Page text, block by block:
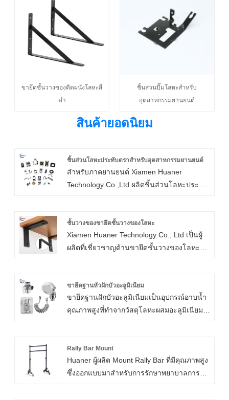
ขายึดชั้นวางของติดผนังโลหะสี
ดำ
ชิ้นส่วนปั๊มโลหะสำหรับ
อุตสาหกรรมยานยนต์
สินค้ายอดนิยม
ชิ้นส่วนโลหะประทับตราสำหรับอุตสาหกรรมยานยนต์
สำหรับภาคยานยนต์ Xiamen Huaner
Technology Co.,Ltd ผลิตชิ้นส่วนโลหะประทับ
ในช่วงหลายปีที่ผ่านมา เพื่อให้ทันกับความ
ต้องการการประทับตรายานยนต์คุณภาพสูงขึ้น
ต้นทุนที่ลดลง และเวลาในการผลิตที่สั้นลง
สำหรับรถยนต์ เราผลิตชิ้นส่วนปั๊มขึ้นรูป เรา
สามารถเข้าใจภาคส่วนของคุณ และใช้
ประโยชน์จากความร่วมมือด้านการผลิตของ
โลหะที่มีการประทับตราสำหรับอุตสาหกรรม
ยานยนต์ที่คุณต้องการ
ชั้นวางของขายึดชั้นวางของโลหะ
Xiamen Huaner Technology Co., Ltd เป็นผู้
ผลิตที่เชี่ยวชาญด้านขายึดชั้นวางของโลหะ
เชิงนวัตกรรมนี้นำเสนอแพลตฟอร์มที่แข็งแกร่ง
และเชื่อถือได้สำหรับสินค้าที่หลากหลาย ทำ
จากเหล็กที่มีความแข็งแรงสูง หนากว่าขายึด
ขึ้นและความทนทานเป็นพิเศษ การเคลือบอิเล็ก
โทรโฟเรติกสีดำให้ความต้านทานการกัดกร่อน
และความทนทานเป็นพิเศษ การเสริมคุณสมบัติ
ขายึดฐานหัวฝักบัวอะลูมิเนียม
ขายึดฐานฝักบัวอะลูมิเนียมเป็นอุปกรณ์อาบน้ำ
คุณภาพสูงที่ทำจากวัสดุโลหะผสมอะลูมิเนียม
ทนทาน และสวยงาม และเป็นสินค้าที่ขาดไม่
ได้ในห้องน้ำสำหรับครอบครัวสมัยใหม่
Rally Bar Mount
Huaner ผู้ผลิต Mount Rally Bar ที่มีคุณภาพสูง
ซึ่งออกแบบมาสำหรับการรักษาพยาบาลการ